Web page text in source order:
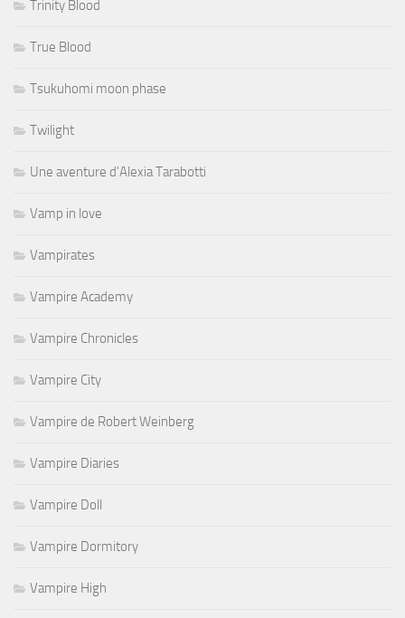
Trinity Blood
True Blood
Tsukuhomi moon phase
Twilight
Une aventure d'Alexia Tarabotti
Vamp in love
Vampirates
Vampire Academy
Vampire Chronicles
Vampire City
Vampire de Robert Weinberg
Vampire Diaries
Vampire Doll
Vampire Dormitory
Vampire High